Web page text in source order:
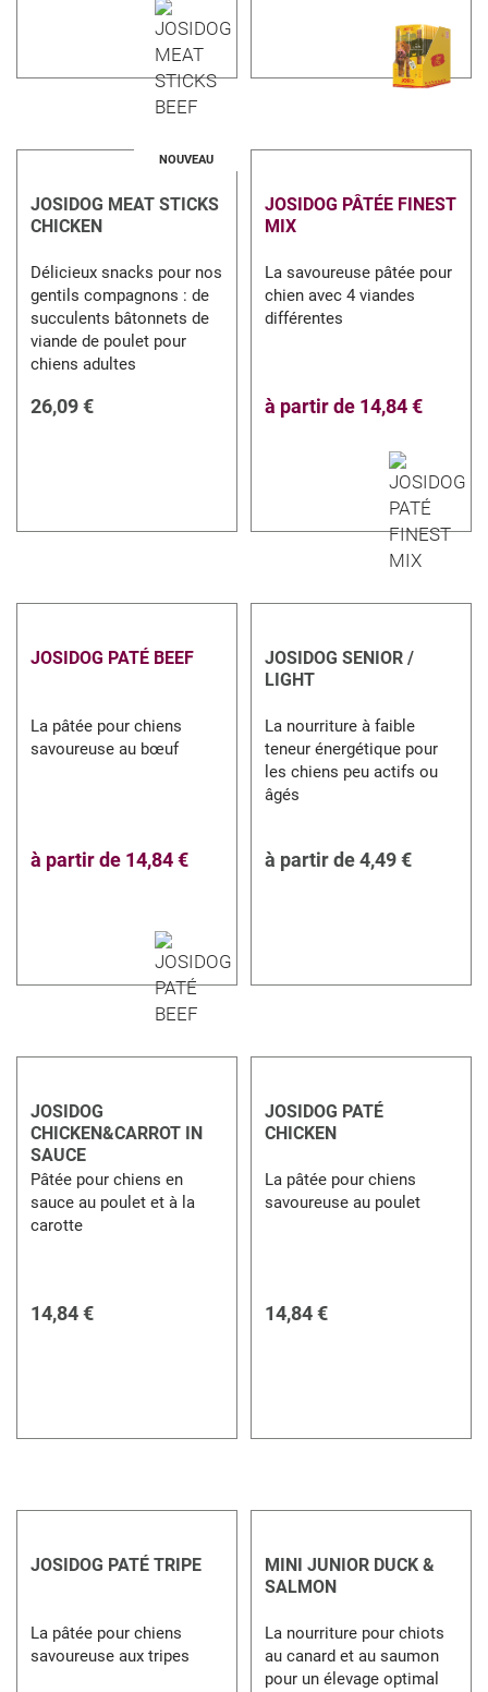
NOUVEAU
JOSIDOG MEAT STICKS
CHICKEN
Délicieux snacks pour nos
gentils compagnons : de
succulents bâtonnets de
viande de poulet pour
chiens adultes
26,09 €
JOSIDOG PÂTÉE FINEST
MIX
La savoureuse pâtée pour
chien avec 4 viandes
différentes
à partir de 14,84 €
JOSIDOG PATÉ BEEF
La pâtée pour chiens
savoureuse au bœuf
à partir de 14,84 €
JOSIDOG SENIOR /
LIGHT
La nourriture à faible
teneur énergétique pour
les chiens peu actifs ou
âgés
à partir de4,49 €
JOSIDOG
CHICKEN&CARROT IN
SAUCE
Pâtée pour chiens en
sauce au poulet et à la
carotte
14,84 €
JOSIDOG PATÉ
CHICKEN
La pâtée pour chiens
savoureuse au poulet
14,84 €
JOSIDOG PATÉ TRIPE
La pâtée pour chiens
savoureuse aux tripes
MINI JUNIOR DUCK &
SALMON
La nourriture pour chiots
au canard et au saumon
pour un élevage optimal